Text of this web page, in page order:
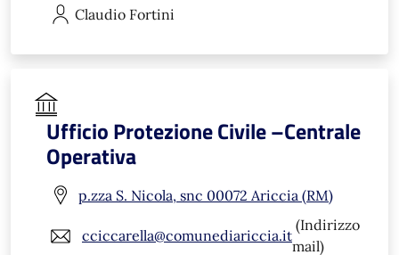
Claudio Fortini
Ufficio Protezione Civile –Centrale
Operativa
p.zza S. Nicola, snc 00072 Ariccia (RM)
cciccarella@comunediariccia.it
(Indirizzo
mail)